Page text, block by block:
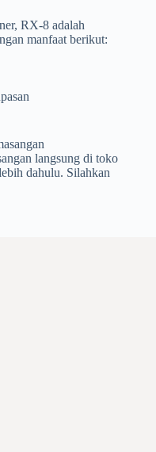
RX-8 adalah
manfaat berikut:
langsung di toko
dahulu. Silahkan